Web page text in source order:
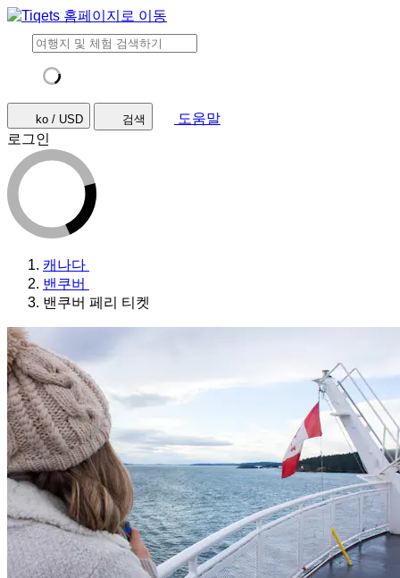
ko / USD 검색
도움말
로그인
캐나다
밴쿠버
밴쿠버 페리 티켓